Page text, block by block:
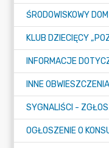
INNE OBWIESZCZENIA
SYGNALIŚCI -